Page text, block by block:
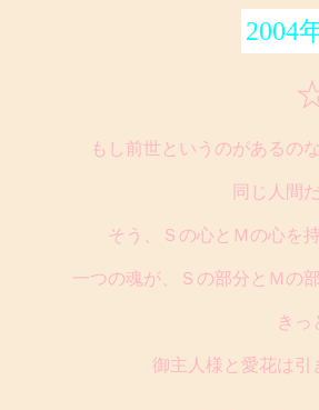
2004
もし前世というのがあるの
同じ人間
そう、Ｓの心とＭの心を
一つの魂が、Ｓの部分とＭの
きっ
御主人様と愛花は引